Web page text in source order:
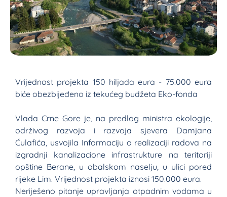
Vrijednost projekta 150 hiljada eura - 75.000 eura
biće obezbijeđeno iz tekućeg budžeta Eko-fonda
Vlada Crne Gore je, na predlog ministra ekologije,
održivog razvoja i razvoja sjevera Damjana
Ćulafića, usvojila Informaciju o realizaciji radova na
izgradnji kanalizacione infrastrukture na teritoriji
opštine Berane, u obalskom naselju, u ulici pored
rijeke Lim. Vrijednost projekta iznosi 150.000 eura.
Neriješeno pitanje upravljanja otpadnim vodama u